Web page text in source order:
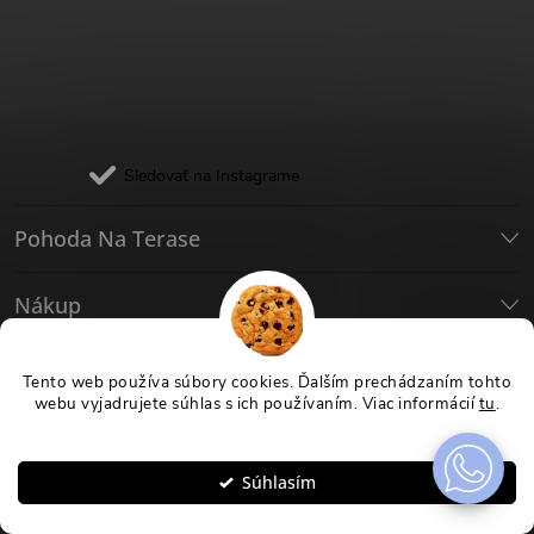
Tento web používa súbory cookies. Ďalším prechádzaním tohto
webu vyjadrujete súhlas s ich používaním. Viac informáciítu.
Súhlasím
Sledovať na Instagrame
Pohoda Na Terase
Nákup
Užitočné
Facebook